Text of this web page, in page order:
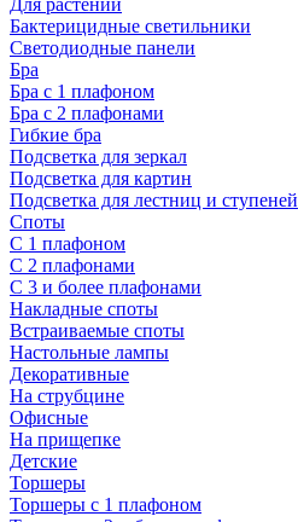
Для растений
Бактерицидные светильники
Светодиодные панели
Бра
Бра с 1 плафоном
Бра с 2 плафонами
Гибкие бра
Подсветка для зеркал
Подсветка для картин
Подсветка для лестниц и ступеней
Споты
С 1 плафоном
С 2 плафонами
С 3 и более плафонами
Накладные споты
Встраиваемые споты
Настольные лампы
Декоративные
На струбцине
Офисные
На прищепке
Детские
Торшеры
Торшеры с 1 плафоном